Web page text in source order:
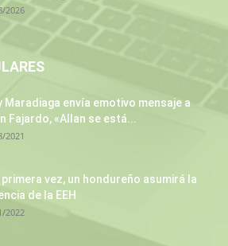
2026
Maradiaga envía emotivo mensaje a
Fajardo, «Allan se está...
2021
vez, un hondureño asumirá la
de la EEH
2022